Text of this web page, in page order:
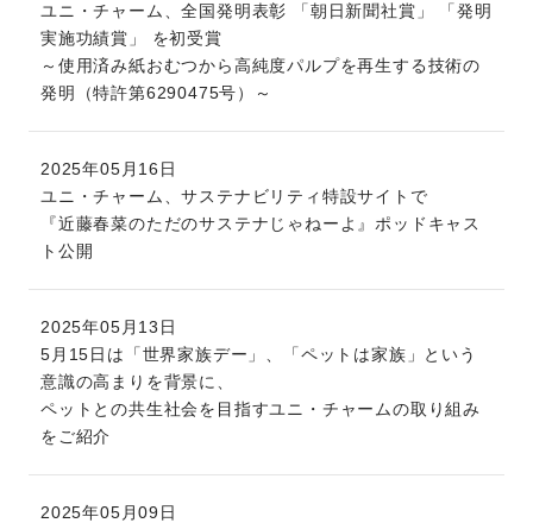
ユニ・チャーム、全国発明表彰 「朝日新聞社賞」 「発明
実施功績賞」 を初受賞
～使用済み紙おむつから高純度パルプを再生する技術の
発明（特許第6290475号）～
2025年05月16日
ユニ・チャーム、サステナビリティ特設サイトで
『近藤春菜のただのサステナじゃねーよ』ポッドキャス
ト公開
2025年05月13日
5月15日は「世界家族デー」、「ペットは家族」という
意識の高まりを背景に、
ペットとの共生社会を目指すユニ・チャームの取り組み
をご紹介
2025年05月09日